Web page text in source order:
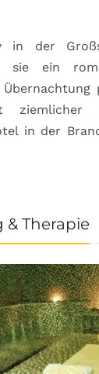
in der
sie ein
ziemlicher
in der
Therapie